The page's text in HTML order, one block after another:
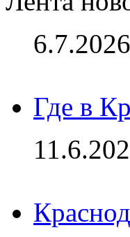
Где в